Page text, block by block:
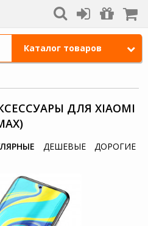
Каталог товаров
ДЛЯ XIAOMI
ДЕШЕВЫЕ ДОРОГИЕ